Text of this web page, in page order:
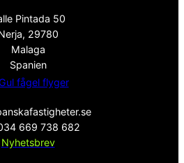
Pintada 50
29780
Malaga
Spanien
669 738 682
Nyhetsbrev